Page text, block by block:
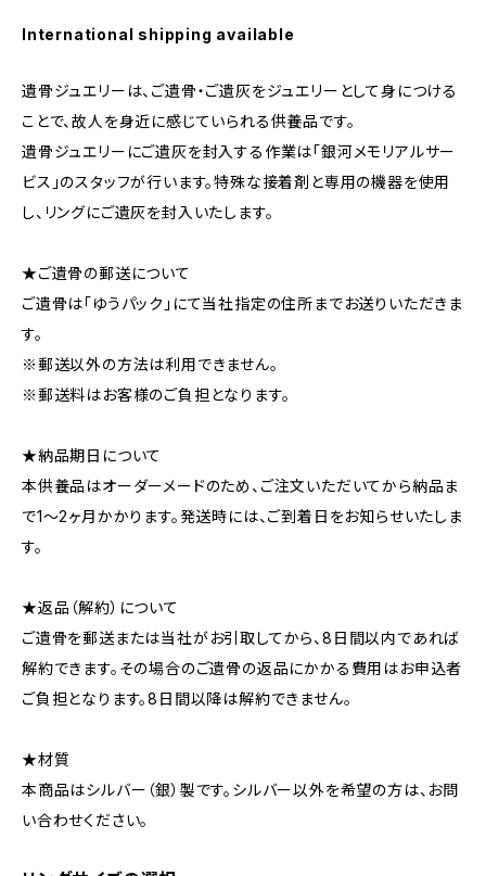
International shipping available
遺骨ジュエリーは、ご遺骨・ご遺灰をジュエリーとして身につける
ことで、故人を身近に感じていられる供養品です。
遺骨ジュエリーにご遺灰を封入する作業は「銀河メモリアルサー
ビス」のスタッフが行います。特殊な接着剤と専用の機器を使用
し、リングにご遺灰を封入いたします。
★ご遺骨の郵送について
ご遺骨は「ゆうパック」にて当社指定の住所までお送りいただきま
す。
※郵送以外の方法は利用できません。
※郵送料はお客様のご負担となります。
★納品期日について
本供養品はオーダーメードのため、ご注文いただいてから納品ま
で1～2ヶ月かかります。発送時には、ご到着日をお知らせいたしま
す。
★返品（解約）について
ご遺骨を郵送または当社がお引取してから、8日間以内であれば
解約できます。その場合のご遺骨の返品にかかる費用はお申込者
ご負担となります。8日間以降は解約できません。
★材質
本商品はシルバー（銀）製です。シルバー以外を希望の方は、お問
い合わせください。